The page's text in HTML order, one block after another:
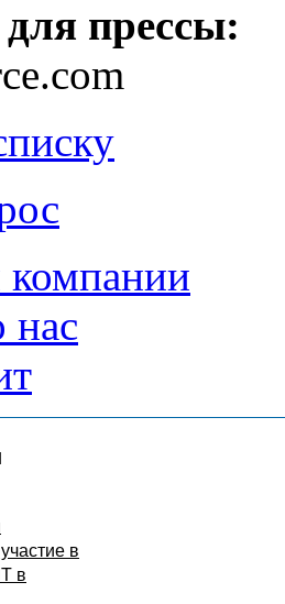
прессы:
нас
в
в